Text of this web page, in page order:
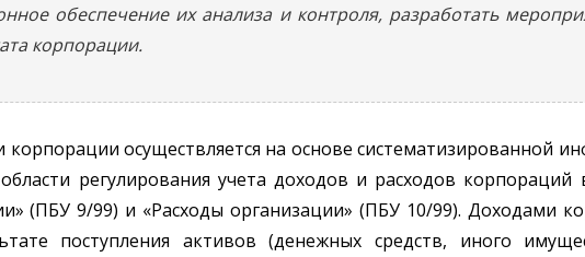
обеспечение их анализа и контроля, разработать
корпорации.
осуществляется на основе систематизированной
регулирования учета доходов и расходов
(ПБУ 9/99) и «Расходы организации» (ПБУ 10/99). Доходами
поступления активов (денежных средств, иного